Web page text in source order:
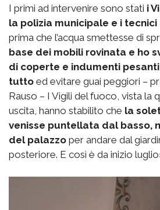
I primi ad intervenire sono stati i
la polizia municipale e i tecnici
prima che l’acqua smettesse di
base dei mobili rovinata e ho
di coperte e indumenti
tutto ed evitare guai peggiori –
Rauso – I Vigili del fuoco, vista la
uscita, hanno stabilito che la
venisse puntellata dal basso,
del palazzo per andare dal
posteriore. E così è da inizio